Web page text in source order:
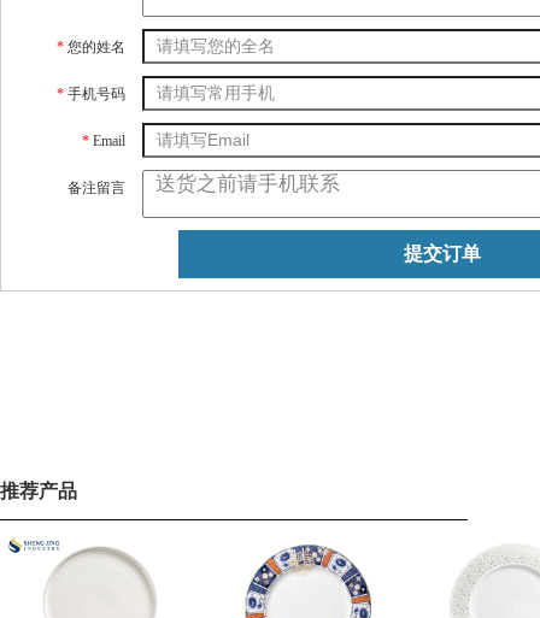
*您的姓名
*手机号码
*Email
备注留言
推荐产品